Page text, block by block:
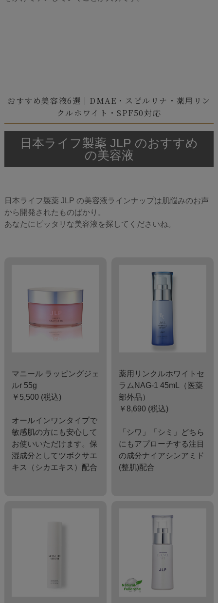
おすすめ美容液6選｜DMAE・スピルリナ・薬用リン
クルホワイト・SPF50対応
日本ライフ製薬 JLP のおすすめ
の美容液
日本ライフ製薬 JLP の美容液ラインナップは肌悩みのお声
から開発されたものばかり。
あなたにピッタリな美容液を探してくださいね。
マニール ラッピングジェ
ルr 55g
￥5,500 (税込)
オールインワンタイプで
敏感肌の方にも安心して
お使いいただけます。保
湿成分としてツボクサエ
キス（シカエキス）配合
薬用リンクルホワイトセ
ラムNAG-1 45mL（医薬
部外品）
￥8,690 (税込)
「シワ」「シミ」どちら
にもアプローチする注目
の成分ナイアシンアミド
(整肌)配合